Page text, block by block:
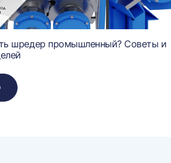
шредер промышленный? Советы и